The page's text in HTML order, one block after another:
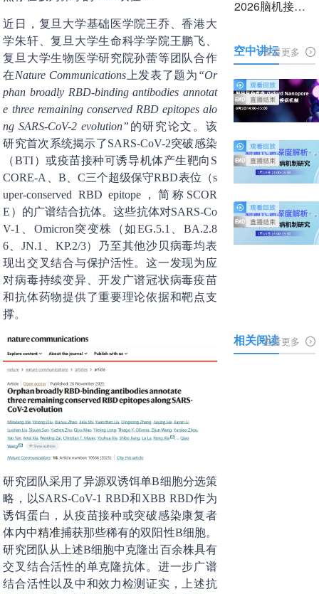
近日，复旦大学基础医学院王乔、香港大
学朱轩、复旦大学生命科学学院王鹏飞、
复旦大学生物医学研究院孙蕾等团队合作
在Nature Communications上发表了题为 “Or
phan broadly RBD-binding antibodies annotat
e three remaining conserved RBD epitopes alo
ng SARS-CoV-2 evolution” 的研究论文。该
研究首次系统揭示了SARS-CoV-2突破感染
（BTI）或疫苗接种可诱导机体产生靶向S
CORE-A、B、C三个超级保守RBD表位（s
uper-conserved RBD epitope，简称SCOR
E）的广谱结合抗体。这些抗体对SARS-Co
V-1、Omicron突变株（如EG.5.1、BA.2.8
6、JN.1、KP.2/3）乃至其他沙贝病毒均表
现出交叉结合与保护活性。这一发现为应
对病毒持续变异、开发广谱冠状病毒疫苗
和抗体药物提供了重要理论依据和靶点支
撑。
研究团队采用了异源双诱饵单B细胞分选策
略，以SARS-CoV-1 RBD和XBB RBD作为
诱饵蛋白，从疫苗接种或突破感染康复者
体内中精准捕获那些稀有的双阳性B细胞。
研究团队从上述B细胞中克隆出百余株具有
交叉结合活性的单克隆抗体。进一步广谱
结合活性以及中和效力检测证实，上述抗
2026脑机接口前沿技术与产业转化大会
空中讲坛查看更多
相关阅读查看更多